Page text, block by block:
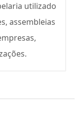
utilizado
assembleias